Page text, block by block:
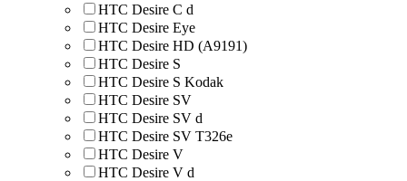
HTC Desire C d
HTC Desire Eye
HTC Desire HD (A9191)
HTC Desire S
HTC Desire S Kodak
HTC Desire SV
HTC Desire SV d
HTC Desire SV T326e
HTC Desire V
HTC Desire V d